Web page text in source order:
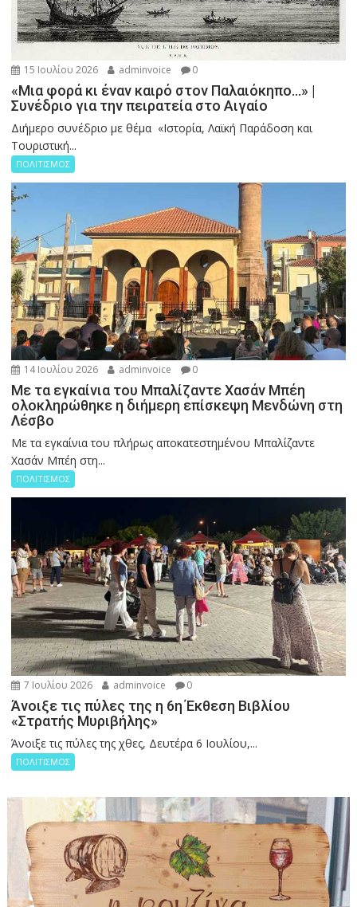
15 Ιουλίου 2026 adminvoice 0
«Μια φορά κι έναν καιρό στον Παλαιόκηπο…» |
Συνέδριο για την πειρατεία στο Αιγαίο
Διήμερο συνέδριο με θέμα «Ιστορία, Λαϊκή Παράδοση και
Τουριστική...
ΠΟΛΙΤΙΣΜΟΣ
14 Ιουλίου 2026 adminvoice 0
Με τα εγκαίνια του Μπαλίζαντε Χασάν Μπέη
ολοκληρώθηκε η διήμερη επίσκεψη Μενδώνη στη
Λέσβο
Με τα εγκαίνια του πλήρως αποκατεστημένου Μπαλίζαντε
Χασάν Μπέη στη...
ΠΟΛΙΤΙΣΜΟΣ
7 Ιουλίου 2026 adminvoice 0
Άνοιξε τις πύλες της η 6η Έκθεση Βιβλίου
«Στρατής Μυριβήλης»
Άνοιξε τις πύλες της χθες, Δευτέρα 6 Ιουλίου,...
ΠΟΛΙΤΙΣΜΟΣ